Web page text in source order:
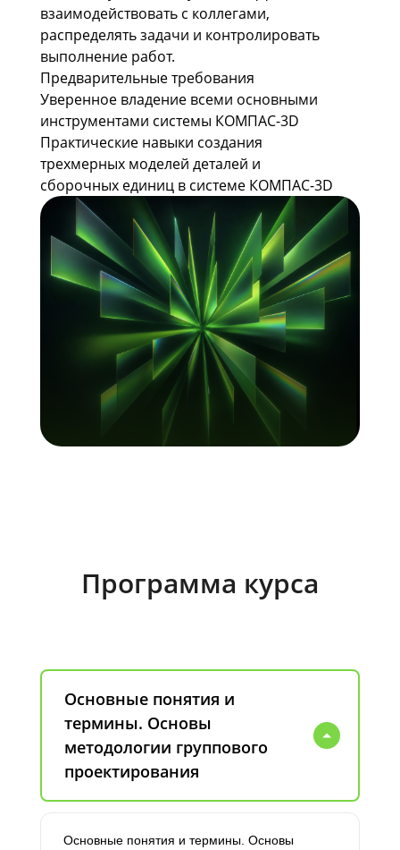
взаимодействовать с коллегами,
распределять задачи и контролировать
выполнение работ.
Предварительные требования
Уверенное владение всеми основными
инструментами системы КОМПАС-3D
Практические навыки создания
трехмерных моделей деталей и
сборочных единиц в системе КОМПАС-3D
Программа курса
Основные понятия и
термины. Основы
методологии группового
проектирования
Основные понятия и термины. Основы